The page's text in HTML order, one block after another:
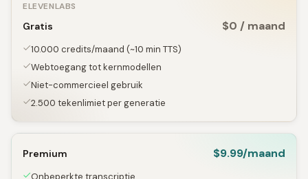
ELEVENLABS
Gratis $0 / maand
10.000 credits/maand (~10 min TTS)
Webtoegang tot kernmodellen
Niet-commercieel gebruik
2.500 tekenlimiet per generatie
Premium $9.99/maand
Onbeperkte transcriptie